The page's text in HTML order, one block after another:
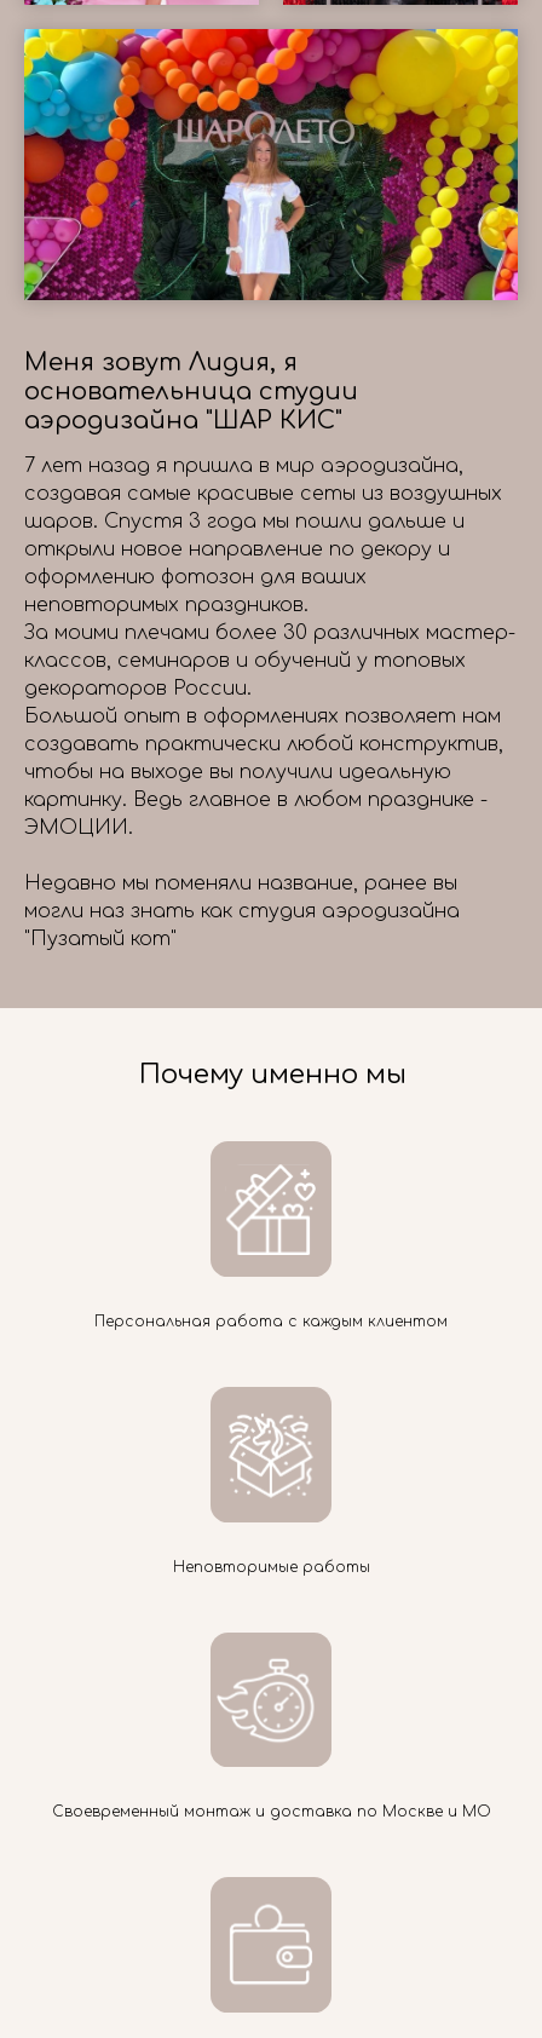
Меня зовут Лидия, я
основательница студии
аэродизайна "ШАР КИС"
7 лет назад я пришла в мир аэродизайна,
создавая самые красивые сеты из воздушных
шаров. Спустя 3 года мы пошли дальше и
открыли новое направление по декору и
оформлению фотозон для ваших
неповторимых праздников.
За моими плечами более 30 различных мастер-
классов, семинаров и обучений у топовых
декораторов России.
Большой опыт в оформлениях позволяет нам
создавать практически любой конструктив,
чтобы на выходе вы получили идеальную
картинку. Ведь главное в любом празднике -
ЭМОЦИИ.
Недавно мы поменяли название, ранее вы
могли наз знать как студия аэродизайна
"Пузатый кот"
Почему именно мы
Персональная работа с каждым клиентом
Неповторимые работы
Своевременный монтаж и доставка по Москве и МО